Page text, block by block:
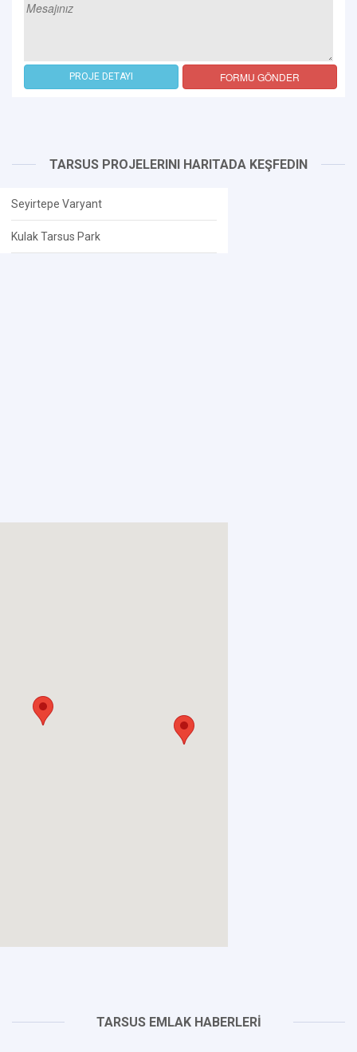
PROJE DETAYI FORMU GÖNDER
TARSUS PROJELERINI HARITADA KEŞFEDIN
Seyirtepe Varyant
Kulak Tarsus Park
TARSUS EMLAK HABERLERİ